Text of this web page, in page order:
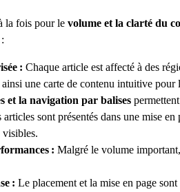
la fois pour le volume et la clarté du
: Chaque article est affecté à des
une carte de contenu intuitive pour
et la navigation par balises
articles sont présentés dans une mise
visibles.
: Malgré le volume
: Le placement et la mise en page